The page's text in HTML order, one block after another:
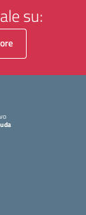
su: